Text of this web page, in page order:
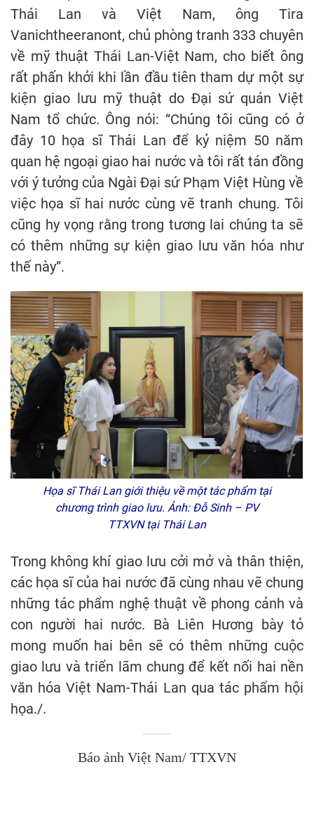
Thái Lan và Việt Nam, ông Tira
Vanichtheeranont, chủ phòng tranh 333 chuyên
về mỹ thuật Thái Lan-Việt Nam, cho biết ông
rất phấn khởi khi lần đầu tiên tham dự một sự
kiện giao lưu mỹ thuật do Đại sứ quán Việt
Nam tổ chức. Ông nói: “Chúng tôi cũng có ở
đây 10 họa sĩ Thái Lan để kỷ niệm 50 năm
quan hệ ngoại giao hai nước và tôi rất tán đồng
với ý tưởng của Ngài Đại sứ Phạm Việt Hùng về
việc họa sĩ hai nước cùng vẽ tranh chung. Tôi
cũng hy vọng rằng trong tương lai chúng ta sẽ
có thêm những sự kiện giao lưu văn hóa như
thế này”.
Họa sĩ Thái Lan giới thiệu về một tác phẩm tại
chương trình giao lưu. Ảnh: Đỗ Sinh – PV
TTXVN tại Thái Lan
Trong không khí giao lưu cởi mở và thân thiện,
các họa sĩ của hai nước đã cùng nhau vẽ chung
những tác phẩm nghệ thuật về phong cảnh và
con người hai nước. Bà Liên Hương bày tỏ
mong muốn hai bên sẽ có thêm những cuộc
giao lưu và triển lãm chung để kết nối hai nền
văn hóa Việt Nam-Thái Lan qua tác phẩm hội
họa./.
Báo ảnh Việt Nam/ TTXVN